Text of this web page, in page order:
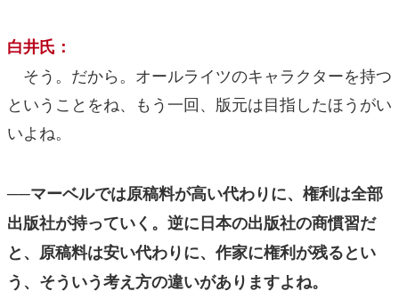
白井氏：
そう。だから。オールライツのキャラクターを持つ
ということをね、もう一回、版元は目指したほうがい
いよね。
──マーベルでは原稿料が高い代わりに、権利は全部
出版社が持っていく。逆に日本の出版社の商慣習だ
と、原稿料は安い代わりに、作家に権利が残るとい
う、そういう考え方の違いがありますよね。